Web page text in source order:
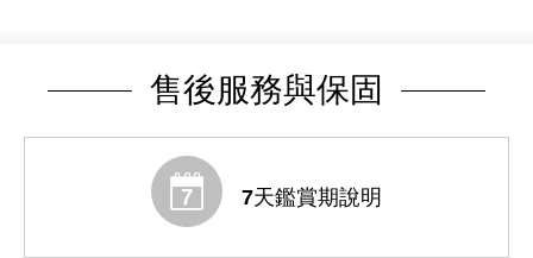
售後服務與保固
7天鑑賞期說明